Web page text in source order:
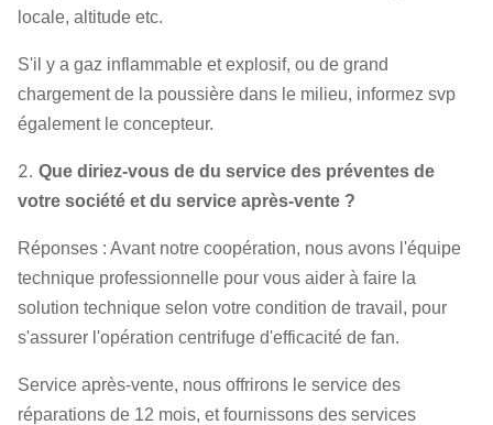
locale, altitude etc.
S'il y a gaz inflammable et explosif, ou de grand
chargement de la poussière dans le milieu, informez svp
également le concepteur.
2. Que diriez-vous de du service des préventes de
votre société et du service après-vente ?
Réponses : Avant notre coopération, nous avons l'équipe
technique professionnelle pour vous aider à faire la
solution technique selon votre condition de travail, pour
s'assurer l'opération centrifuge d'efficacité de fan.
Service après-vente, nous offrirons le service des
réparations de 12 mois, et fournissons des services